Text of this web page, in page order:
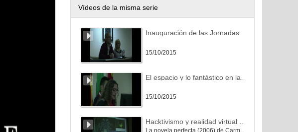
Vídeos de la misma serie
Inauguración de las Jornadas
15/10/2015
15/10/2015